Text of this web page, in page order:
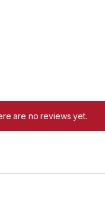
are no reviews yet.